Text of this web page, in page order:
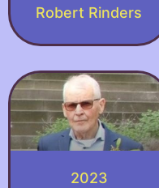
Robert Rinders
2023